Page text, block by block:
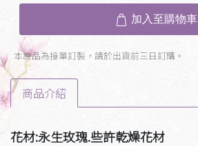
加入至購物車
本商品為接單訂製，請於出貨前三日訂購。
商品介紹
花材:永生玫瑰.些許乾燥花材